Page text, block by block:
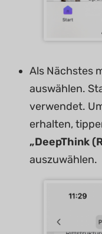
Als Nächstes
auswählen.
verwendet.
erhalten,
„DeepThink
auszuwählen.